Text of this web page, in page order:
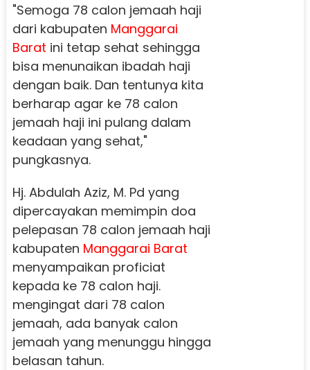
"Semoga 78 calon jemaah haji
dari kabupaten Manggarai
Barat ini tetap sehat sehingga
bisa menunaikan ibadah haji
dengan baik. Dan tentunya kita
berharap agar ke 78 calon
jemaah haji ini pulang dalam
keadaan yang sehat,"
pungkasnya.
Hj. Abdulah Aziz, M. Pd yang
dipercayakan memimpin doa
pelepasan 78 calon jemaah haji
kabupaten Manggarai Barat
menyampaikan proficiat
kepada ke 78 calon haji.
mengingat dari 78 calon
jemaah, ada banyak calon
jemaah yang menunggu hingga
belasan tahun.